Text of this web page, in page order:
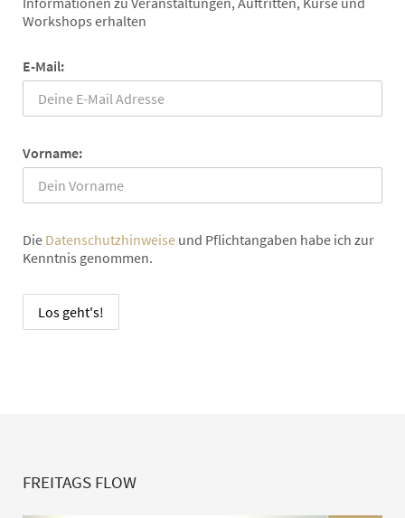
Workshops erhalten
E-Mail:
Vorname:
Die Datenschutzhinweise und Pflichtangaben habe ich zur
Kenntnis genommen.
FREITAGS FLOW